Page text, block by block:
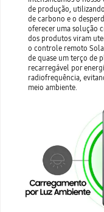
de produção,
de carbono e o
oferecer uma solução
dos produtos viram
o controle remoto
de quase um terço de
recarregável por
radiofrequência,
meio ambiente.